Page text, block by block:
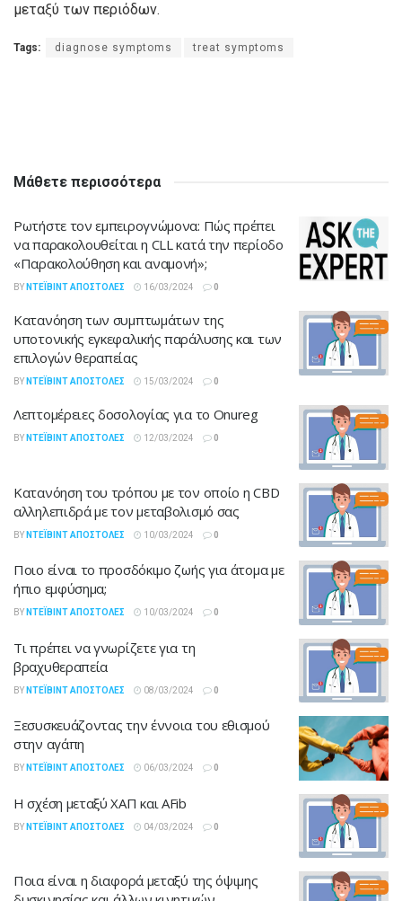
μεταξύ των περιόδων.
Tags: diagnose symptoms treat symptoms
Μάθετε περισσότερα
Ρωτήστε τον εμπειρογνώμονα: Πώς πρέπει
να παρακολουθείται η CLL κατά την περίοδο
«Παρακολούθηση και αναμονή»;
BY ΝΤΈΙΒΙΝΤ ΑΠΟΣΤΌΛΕΣ 16/03/2024 0
Κατανόηση των συμπτωμάτων της
υποτονικής εγκεφαλικής παράλυσης και των
επιλογών θεραπείας
BY ΝΤΈΙΒΙΝΤ ΑΠΟΣΤΌΛΕΣ 15/03/2024 0
Λεπτομέρειες δοσολογίας για το Onureg
BY ΝΤΈΙΒΙΝΤ ΑΠΟΣΤΌΛΕΣ 12/03/2024 0
Κατανόηση του τρόπου με τον οποίο η CBD
αλληλεπιδρά με τον μεταβολισμό σας
BY ΝΤΈΙΒΙΝΤ ΑΠΟΣΤΌΛΕΣ 10/03/2024 0
Ποιο είναι το προσδόκιμο ζωής για άτομα με
ήπιο εμφύσημα;
BY ΝΤΈΙΒΙΝΤ ΑΠΟΣΤΌΛΕΣ 10/03/2024 0
Τι πρέπει να γνωρίζετε για τη
βραχυθεραπεία
BY ΝΤΈΙΒΙΝΤ ΑΠΟΣΤΌΛΕΣ 08/03/2024 0
Ξεσυσκευάζοντας την έννοια του εθισμού
στην αγάπη
BY ΝΤΈΙΒΙΝΤ ΑΠΟΣΤΌΛΕΣ 06/03/2024 0
Η σχέση μεταξύ ΧΑΠ και AFib
BY ΝΤΈΙΒΙΝΤ ΑΠΟΣΤΌΛΕΣ 04/03/2024 0
Ποια είναι η διαφορά μεταξύ της όψιμης